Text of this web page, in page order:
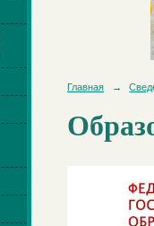
Главная →